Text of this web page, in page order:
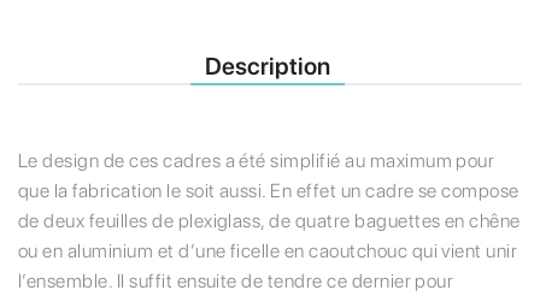
Description
Le design de ces cadres a été simplifié au maximum pour
que la fabrication le soit aussi. En effet un cadre se compose
de deux feuilles de plexiglass, de quatre baguettes en chêne
ou en aluminium et d’une ficelle en caoutchouc qui vient unir
l’ensemble. Il suffit ensuite de tendre ce dernier pour